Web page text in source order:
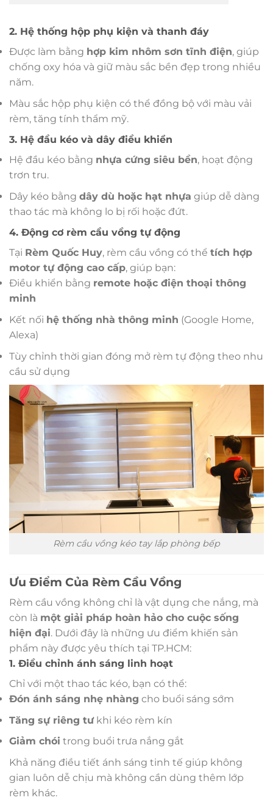
2. Hệ thống hộp phụ kiện và thanh đáy
Được làm bằng hợp kim nhôm sơn tĩnh điện, giúp
chống oxy hóa và giữ màu sắc bền đẹp trong nhiều
năm.
Màu sắc hộp phụ kiện có thể đồng bộ với màu vải
rèm, tăng tính thẩm mỹ.
3. Hệ đầu kéo và dây điều khiển
Hệ đầu kéo bằng nhựa cứng siêu bền, hoạt động
trơn tru.
Dây kéo bằng dây dù hoặc hạt nhựa giúp dễ dàng
thao tác mà không lo bị rối hoặc đứt.
4. Động cơ rèm cầu vồng tự động
Tại Rèm Quốc Huy, rèm cầu vồng có thể tích hợp
motor tự động cao cấp, giúp bạn:
Điều khiển bằng remote hoặc điện thoại thông
minh
Kết nối hệ thống nhà thông minh (Google Home,
Alexa)
Tùy chỉnh thời gian đóng mở rèm tự động theo nhu
cầu sử dụng
Rèm cầu vồng kéo tay lắp phòng bếp
Ưu Điểm Của Rèm Cầu Vồng
Rèm cầu vồng không chỉ là vật dụng che nắng, mà
còn là một giải pháp hoàn hảo cho cuộc sống
hiện đại. Dưới đây là những ưu điểm khiến sản
phẩm này được yêu thích tại TP.HCM:
1. Điều chỉnh ánh sáng linh hoạt
Chỉ với một thao tác kéo, bạn có thể:
Đón ánh sáng nhẹ nhàng cho buổi sáng sớm
Tăng sự riêng tưkhi kéo rèm kín
Giảm chói trong buổi trưa nắng gắt
Khả năng điều tiết ánh sáng tinh tế giúp không
gian luôn dễ chịu mà không cần dùng thêm lớp
rèm khác.